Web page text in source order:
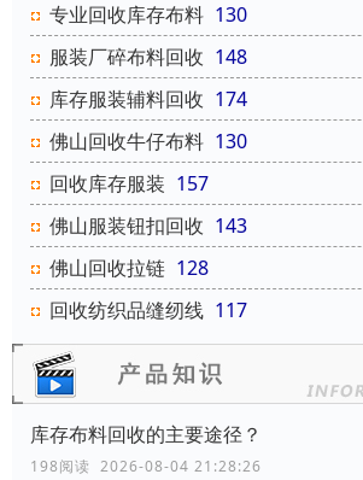
专业回收库存布料 130
服装厂碎布料回收 148
库存服装辅料回收 174
佛山回收牛仔布料 130
回收库存服装 157
佛山服装钮扣回收 143
佛山回收拉链 128
回收纺织品缝纫线 117
库存布料回收的主要途径？
198阅读 2026-08-04 21:28:26